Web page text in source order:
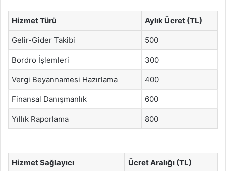
Hizmet Türü Aylık Ücret (TL)
Gelir-Gider Takibi 500
Bordro İşlemleri 300
Vergi Beyannamesi Hazırlama 400
Finansal Danışmanlık 600
Yıllık Raporlama 800
Hizmet Sağlayıcı Ücret Aralığı (TL)